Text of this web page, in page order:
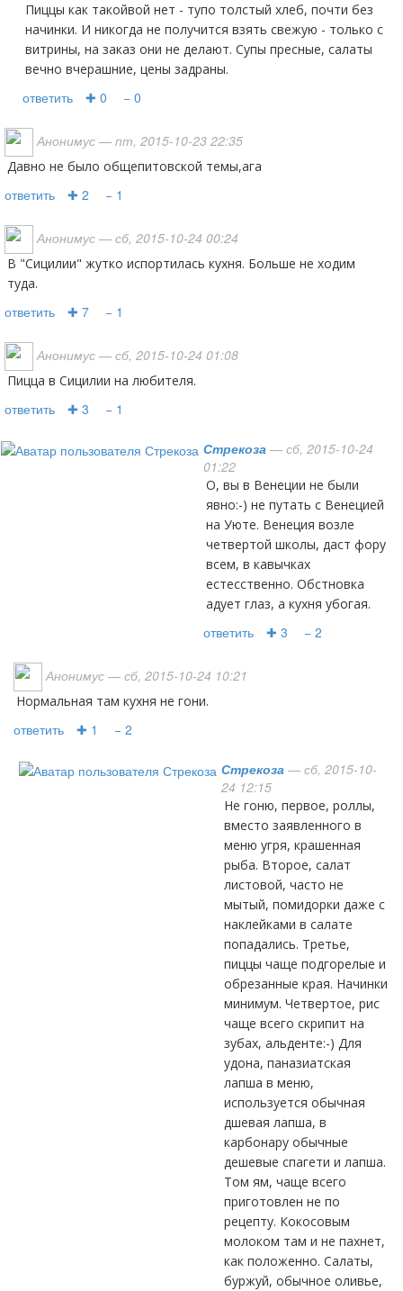
Пиццы как такойвой нет - тупо толстый хлеб, почти без
начинки. И никогда не получится взять свежую - только с
витрины, на заказ они не делают. Супы пресные, салаты
вечно вчерашние, цены задраны.
ответить ✚ 0 − 0
Анонимус — пт, 2015-10-23 22:35
давно не было общепитовской темы,ага
ответить ✚ 2 − 1
Анонимус — сб, 2015-10-24 00:24
В "Сицилии" жутко испортилась кухня. Больше не ходим
туда.
ответить ✚ 7 − 1
Анонимус — сб, 2015-10-24 01:08
Пицца в Сицилии на любителя.
ответить ✚ 3 − 1
Стрекоза — сб, 2015-10-24
01:22
О, вы в Венеции не были
явно:-) не путать с Венецией
на Уюте. Венеция возле
четвертой школы, даст фору
всем, в кавычках
естесственно. Обстновка
адует глаз, а кухня убогая.
ответить ✚ 3 − 2
Анонимус — сб, 2015-10-24 10:21
нормальная там кухня не гони.
ответить ✚ 1 − 2
Стрекоза — сб, 2015-10-
24 12:15
Не гоню, первое, роллы,
вместо заявленного в
меню угря, крашенная
рыба. Второе, салат
листовой, часто не
мытый, помидорки даже с
наклейками в салате
попадались. Третье,
пиццы чаще подгорелые и
обрезанные края. Начинки
минимум. Четвертое, рис
чаще всего скрипит на
зубах, альденте:-) Для
удона, паназиатская
лапша в меню,
используется обычная
дшевая лапша, в
карбонару обычные
дешевые спагети и лапша.
Том ям, чаще всего
приготовлен не по
рецепту. Кокосовым
молоком там и не пахнет,
как положенно. Салаты,
буржуй, обычное оливье,